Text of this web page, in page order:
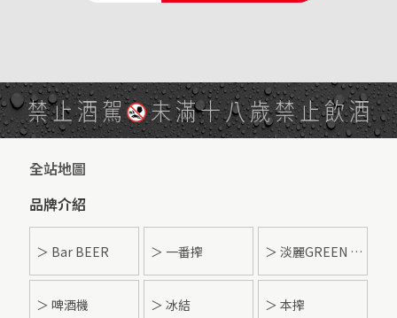
禁止酒駕 未滿十八歲禁止飲酒
全站地圖
品牌介紹
＞ Bar BEER ＞ 一番搾 ＞ 淡麗GREEN LABEL
＞ 啤酒機 ＞ 冰結 ＞ 本搾